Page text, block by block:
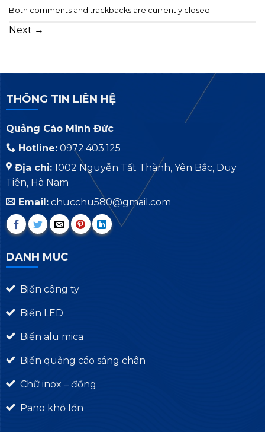
Both comments and trackbacks are currently closed.
Next →
THÔNG TIN LIÊN HỆ
Quảng Cáo Minh Đức
Hotline:0972.403.125
Địa chỉ:1002 Nguyễn Tất Thành, Yên Bắc, Duy
Tiên, Hà Nam
Email:chucchu580@gmail.com
DANH MUC
Biển công ty
Biển LED
Biển alu mica
Biển quảng cáo sáng chân
Chữ inox – đồng
Pano khổ lớn